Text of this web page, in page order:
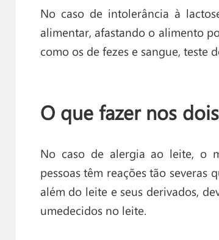
No caso de intolerância à
alimentar, afastando o alimento
como os de fezes e sangue, teste
O que fazer nos
No caso de alergia ao leite, o
pessoas têm reações tão
além do leite e seus derivados,
umedecidos no leite.